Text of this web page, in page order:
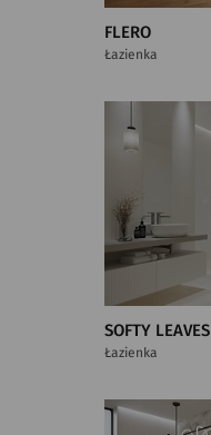
FLERO
Łazienka
SOFTY LEAVES
Łazienka